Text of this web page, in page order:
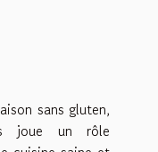
sans gluten,
joue un rôle